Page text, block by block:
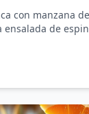
con manzana
ensalada de